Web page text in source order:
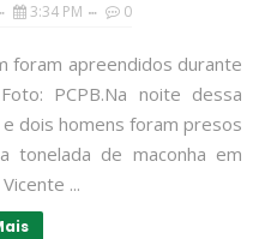
3:34 PM 0
foram apreendidos durante
PCPB.Na noite dessa
dois homens foram presos
tonelada de maconha em
...